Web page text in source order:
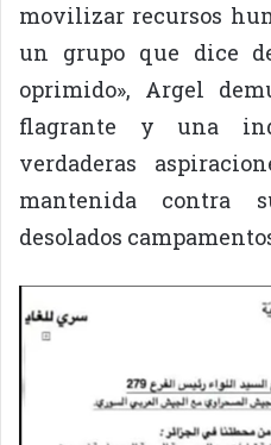
movilizar recursos
un grupo que dice
oprimido», Argel
flagrante y una
verdaderas
mantenida contra
desolados